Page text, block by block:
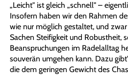
„Leicht" ist gleich „schnell" –
Insofern haben wir den Rahmen
wie nur möglich gestaltet, und
Sachen Steifigkeit und Robustheit,
Beanspruchungen im Radelalltag
souverän umgehen kann. Dazu
die dem geringen Gewicht des